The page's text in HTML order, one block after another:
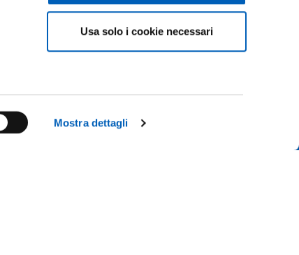
Mostra dettagli
Usa solo i cookie necessari
CONTATTACI
Facebook Linkedin